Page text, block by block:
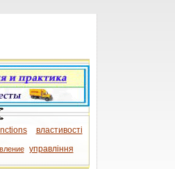
властивості
управління